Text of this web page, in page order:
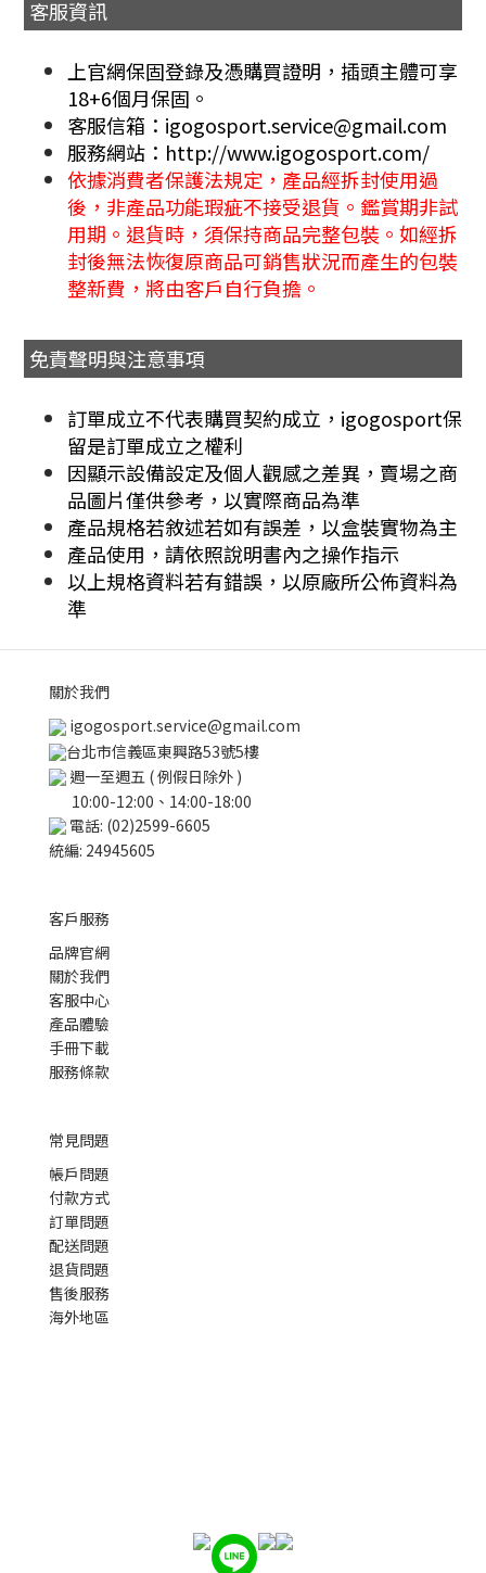
客服資訊
上官網保固登錄及憑購買證明，插頭主體可享
18+6個月保固。
客服信箱：igogosport.service@gmail.com
服務網站：http://www.igogosport.com/
依據消費者保護法規定，產品經拆封使用過
後，非產品功能瑕疵不接受退貨。鑑賞期非試
用期。退貨時，須保持商品完整包裝。如經拆
封後無法恢復原商品可銷售狀況而產生的包裝
整新費，將由客戶自行負擔。
免責聲明與注意事項
訂單成立不代表購買契約成立，igogosport保
留是訂單成立之權利
因顯示設備設定及個人觀感之差異，賣場之商
品圖片僅供參考，以實際商品為準
產品規格若敘述若如有誤差，以盒裝實物為主
產品使用，請依照說明書內之操作指示
以上規格資料若有錯誤，以原廠所公佈資料為
準
關於我們
igogosport.service@gmail.com
台北市信義區東興路53號5樓
週一至週五 ( 例假日除外 )
10:00-12:00、14:00-18:00
電話: (02)2599-6605
統編: 24945605
客戶服務
品牌官網
關於我們
客服中心
產品體驗
手冊下載
服務條款
常見問題
帳戶問題
付款方式
訂單問題
配送問題
退貨問題
售後服務
海外地區